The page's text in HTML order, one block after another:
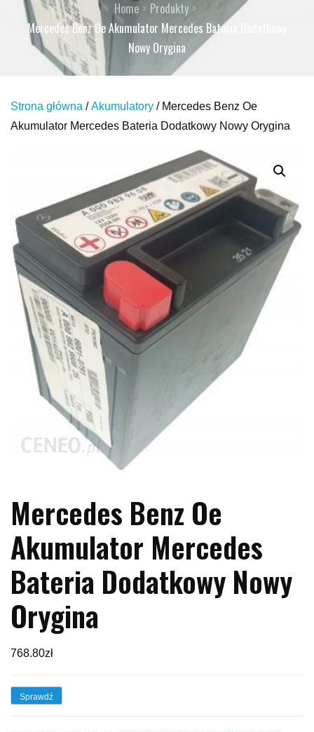
Home
Produkty
Mercedes Benz Oe Akumulator Mercedes Bateria Dodatkowy
Nowy Orygina
Strona główna /Akumulatory / Mercedes Benz Oe
Akumulator Mercedes Bateria Dodatkowy Nowy Orygina
Mercedes Benz Oe
Akumulator Mercedes
Bateria Dodatkowy Nowy
Orygina
768.80zł
Sprawdź